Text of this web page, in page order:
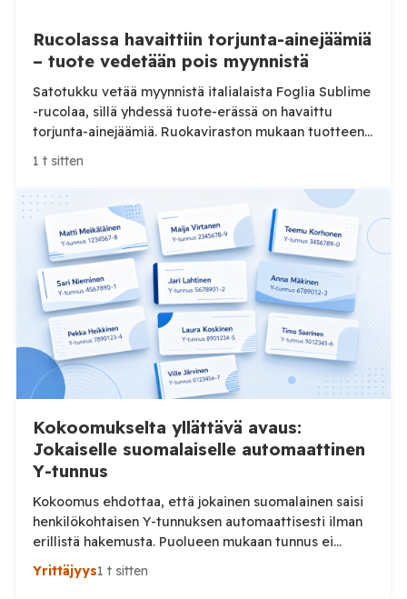
Rucolassa havaittiin torjunta-ainejäämiä
– tuote vedetään pois myynnistä
Satotukku vetää myynnistä italialaista Foglia Sublime
-rucolaa, sillä yhdessä tuote-erässä on havaittu
torjunta-ainejäämiä. Ruokaviraston mukaan tuotteen
Sublime -tuotemerkin valmiiksi pakattua rucolaa.
Takaisinveto koskee 100 gramman pakkauksia, joiden
erätunnus on L:204. Tuote-erässä on todettu
asetamipridi-nimisen torjunta-aineen jäämiä.
Ruokaviraston mukaan tuotteen turvallisuudesta
lapsille ei voida varmistua, […]
1 t sitten
Kokoomukselta yllättävä avaus:
Jokaiselle suomalaiselle automaattinen
Y-tunnus
Kokoomus ehdottaa, että jokainen suomalainen saisi
henkilökohtaisen Y-tunnuksen automaattisesti ilman
erillistä hakemusta. Puolueen mukaan tunnus ei
velvoittaisi yrittäjäksi eikä aiheuttaisi maksuja.
Kokoomuksen kansanedustajat Noora Fagerström ja
Yrittäjyys1 t sitten